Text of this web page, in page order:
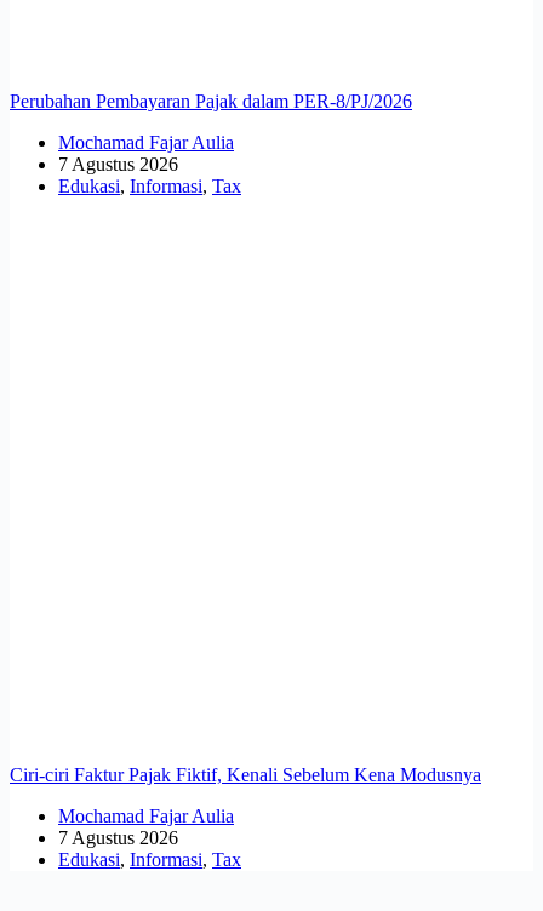
Perubahan Pembayaran Pajak dalam PER-8/PJ/2026
Mochamad Fajar Aulia
7 Agustus 2026
Edukasi, Informasi, Tax
Ciri-ciri Faktur Pajak Fiktif, Kenali Sebelum Kena Modusnya
Mochamad Fajar Aulia
7 Agustus 2026
Edukasi, Informasi, Tax